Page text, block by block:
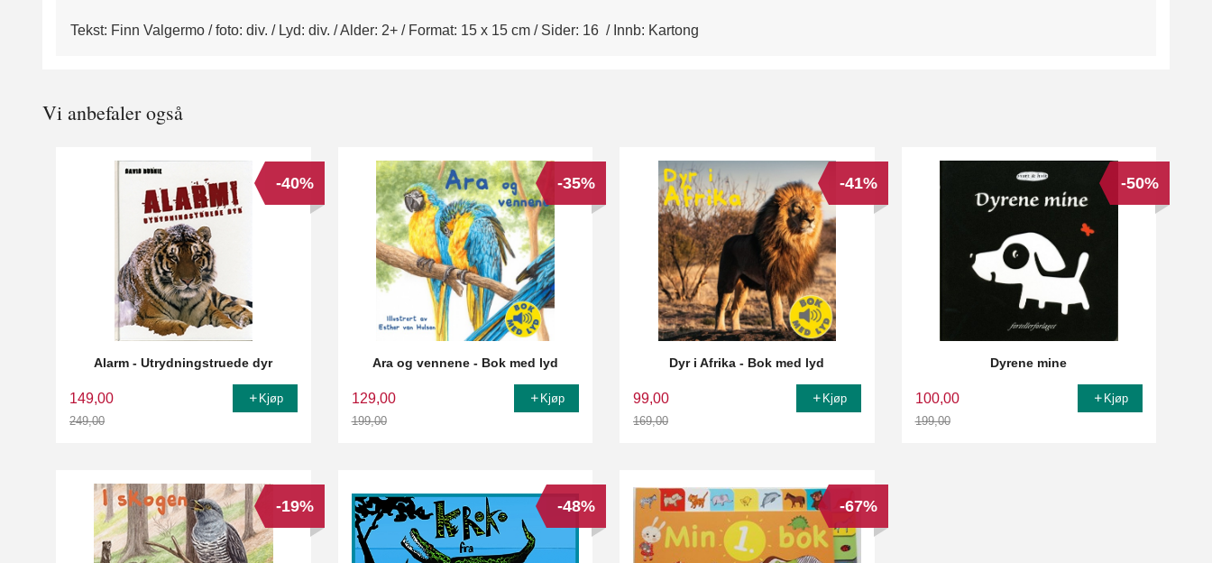
Tekst: Finn Valgermo / foto: div. / Lyd: div. / Alder: 2+ / Format: 15 x 15 cm / Sider: 16 / Innb: Kartong
Vi anbefaler også
Alarm - Utrydningstruede dyr
149,00
249,00
-40%
Kjøp
Ara og vennene - Bok med lyd
129,00
199,00
-35%
Kjøp
Dyr i Afrika - Bok med lyd
99,00
169,00
-41%
Kjøp
Dyrene mine
100,00
199,00
-50%
Kjøp
-19% -48% -67%